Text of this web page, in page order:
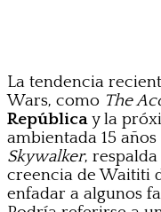
La tendencia
Wars, como The
Repúblicay la
ambientada 15 años
Skywalker,
creencia de Waititi
enfadar a algunos